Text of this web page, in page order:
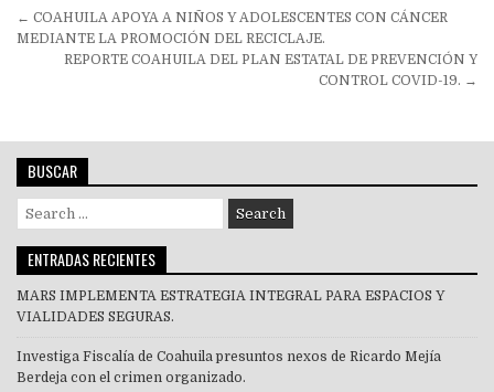
Navegación
de
entradas
← COAHUILA APOYA A NIÑOS Y ADOLESCENTES CON CÁNCER
MEDIANTE LA PROMOCIÓN DEL RECICLAJE.
REPORTE COAHUILA DEL PLAN ESTATAL DE PREVENCIÓN Y
CONTROL COVID-19. →
BUSCAR
Search
for:
ENTRADAS RECIENTES
MARS IMPLEMENTA ESTRATEGIA INTEGRAL PARA ESPACIOS Y
VIALIDADES SEGURAS.
Investiga Fiscalía de Coahuila presuntos nexos de Ricardo Mejía
Berdeja con el crimen organizado.